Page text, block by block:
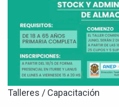
Talleres / Capacitación